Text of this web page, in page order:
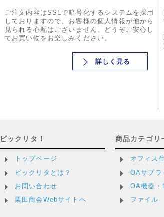
ご注文内容はSSLで暗号化するシステムを採用
しておりますので、お客様の個人情報が他から
見られる心配はございません、どうぞご安心し
てお買い物をお楽しみください。
詳しく見る
ビックリタ！
トップページ
ビックリタとは？
お問い合わせ
栗田商会Webサイトへ
商品カテゴリ
オフィス
OAサプラ
OA機器・
ファイル